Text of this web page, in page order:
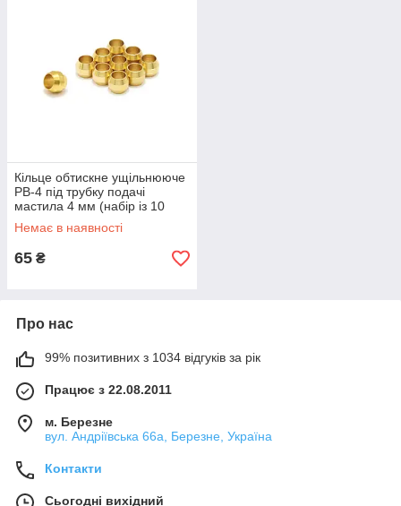
Кільце обтискне ущільнююче
PB-4 під трубку подачі
мастила 4 мм (набір із 10
шт.), розпірне кільце бонка
Немає в наявності
65 ₴
Про нас
99% позитивних з 1034 відгуків за рік
Працює з 22.08.2011
м. Березне
вул. Андріївська 66а, Березне, Україна
Контакти
Сьогодні вихідний